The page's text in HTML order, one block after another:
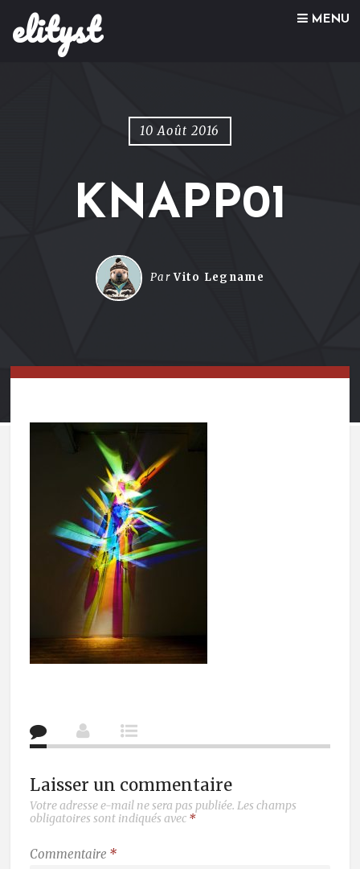
elityst MENU
Skip to content
10 Août 2016
KNAPP01
ParVito Legname
Laisser un commentaire
Votre adresse e-mail ne sera pas publiée. Les champs
obligatoires sont indiqués avec *
Commentaire *